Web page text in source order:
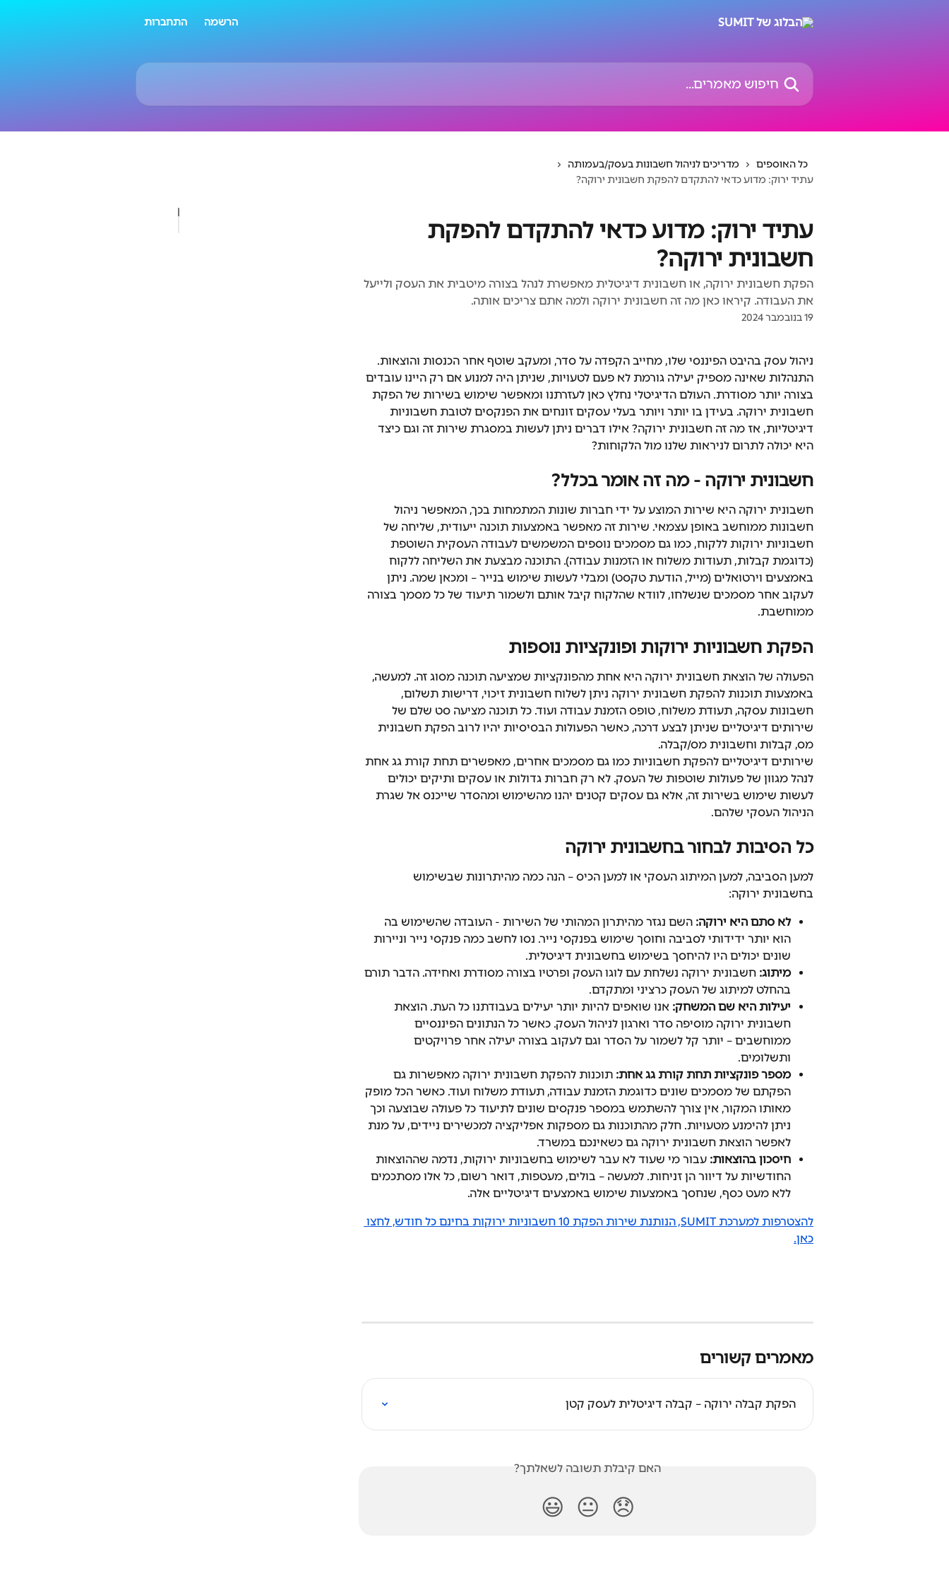
הרשמה התחברות
חיפוש מאמרים...
כל האוספים
מדריכים לניהול חשבונות בעסק/בעמותה
עתיד ירוק: מדוע כדאי להתקדם להפקת חשבונית ירוקה?
עתיד ירוק: מדוע כדאי להתקדם להפקת
חשבונית ירוקה?
הפקת חשבונית ירוקה, או חשבונית דיגיטלית מאפשרת לנהל בצורה מיטבית את העסק ולייעל
את העבודה. קיראו כאן מה זה חשבונית ירוקה ולמה אתם צריכים אותה.
19 בנובמבר 2024
ניהול עסק בהיבט הפיננסי שלו, מחייב הקפדה על סדר, ומעקב שוטף אחר הכנסות והוצאות.
התנהלות שאינה מספיק יעילה גורמת לא פעם לטעויות, שניתן היה למנוע אם רק היינו עובדים
בצורה יותר מסודרת. העולם הדיגיטלי נחלץ כאן לעזרתנו ומאפשר שימוש בשירות של הפקת
חשבונית ירוקה. בעידן בו יותר ויותר בעלי עסקים זונחים את הפנקסים לטובת חשבוניות
דיגיטליות, אז מה זה חשבונית ירוקה? אילו דברים ניתן לעשות במסגרת שירות זה וגם כיצד
היא יכולה לתרום לניראות שלנו מול הלקוחות?
חשבונית ירוקה - מה זה אומר בכלל?
חשבונית ירוקה היא שירות המוצע על ידי חברות שונות המתמחות בכך, המאפשר ניהול
חשבונות ממוחשב באופן עצמאי. שירות זה מאפשר באמצעות תוכנה ייעודית, שליחה של
חשבוניות ירוקות ללקוח, כמו גם מסמכים נוספים המשמשים לעבודה העסקית השוטפת
(כדוגמת קבלות, תעודות משלוח או הזמנות עבודה). התוכנה מבצעת את השליחה ללקוח
באמצעים וירטואלים (מייל, הודעת טקסט) ומבלי לעשות שימוש בנייר – ומכאן שמה. ניתן
לעקוב אחר מסמכים שנשלחו, לוודא שהלקוח קיבל אותם ולשמור תיעוד של כל מסמך בצורה
ממוחשבת.
הפקת חשבוניות ירוקות ופונקציות נוספות
הפעולה של הוצאת חשבונית ירוקה היא אחת מהפונקציות שמציעה תוכנה מסוג זה. למעשה,
באמצעות תוכנות להפקת חשבונית ירוקה ניתן לשלוח חשבונית זיכוי, דרישות תשלום,
חשבונות עסקה, תעודת משלוח, טופס הזמנת עבודה ועוד. כל תוכנה מציעה סט שלם של
שירותים דיגיטליים שניתן לבצע דרכה, כאשר הפעולות הבסיסיות יהיו לרוב הפקת חשבונית
מס, קבלות וחשבונית מס/קבלה.
שירותים דיגיטליים להפקת חשבוניות כמו גם מסמכים אחרים, מאפשרים תחת קורת גג אחת
לנהל מגוון של פעולות שוטפות של העסק. לא רק חברות גדולות או עסקים ותיקים יכולים
לעשות שימוש בשירות זה, אלא גם עסקים קטנים יהנו מהשימוש ומהסדר שייכנס אל שגרת
הניהול העסקי שלהם.
כל הסיבות לבחור בחשבונית ירוקה
למען הסביבה, למען המיתוג העסקי או למען הכיס – הנה כמה מהיתרונות שבשימוש
בחשבונית ירוקה:
לא סתם היא ירוקה: השם נגזר מהיתרון המהותי של השירות - העובדה שהשימוש בה
הוא יותר ידידותי לסביבה וחוסך שימוש בפנקסי נייר. נסו לחשב כמה פנקסי נייר וניירות
שונים יכולים היו להיחסך בשימוש בחשבונית דיגיטלית.
מיתוג: חשבונית ירוקה נשלחת עם לוגו העסק ופרטיו בצורה מסודרת ואחידה. הדבר תורם
בהחלט למיתוג של העסק כרציני ומתקדם.
יעילות היא שם המשחק: אנו שואפים להיות יותר יעילים בעבודתנו כל העת. הוצאת
חשבונית ירוקה מוסיפה סדר וארגון לניהול העסק. כאשר כל הנתונים הפיננסיים
ממוחשבים – יותר קל לשמור על הסדר וגם לעקוב בצורה יעילה אחר פרויקטים
ותשלומים.
מספר פונקציות תחת קורת גג אחת: תוכנות להפקת חשבונית ירוקה מאפשרות גם
הפקתם של מסמכים שונים כדוגמת הזמנת עבודה, תעודת משלוח ועוד. כאשר הכל מופק
מאותו המקור, אין צורך להשתמש במספר פנקסים שונים לתיעוד כל פעולה שבוצעה וכך
ניתן להימנע מטעויות. חלק מהתוכנות גם מספקות אפליקציה למכשירים ניידים, על מנת
לאפשר הוצאת חשבונית ירוקה גם כשאינכם במשרד.
חיסכון בהוצאות: עבור מי שעוד לא עבר לשימוש בחשבוניות ירוקות, נדמה שההוצאות
החודשיות על דיוור הן זניחות. למעשה – בולים, מעטפות, דואר רשום, כל אלו מסתכמים
ללא מעט כסף, שנחסך באמצעות שימוש באמצעים דיגיטליים אלה.
להצטרפות למערכת SUMIT, הנותנת שירות הפקת 10 חשבוניות ירוקות בחינם כל חודש, לחצו
כאן.
מאמרים קשורים
הפקת קבלה ירוקה – קבלה דיגיטלית לעסק קטן
האם קיבלת תשובה לשאלתך?
😞
😐
😃